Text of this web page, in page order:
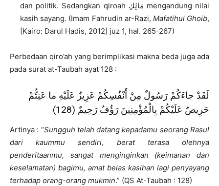
dan politik. Sedangkan qiroah مَالِكِ mengandung nilai
kasih sayang. (Imam Fahrudin ar-Razi, Mafatihul Ghoib,
[Kairo: Darul Hadis, 2012] juz 1, hal. 265-267)
Perbedaan qiro’ah yang berimplikasi makna beda juga ada
pada surat at-Taubah ayat 128 :
لَقَدْ جاءَكُمْ رَسُولٌ مِنْ أَنْفُسِكُمْ عَزِيزٌ عَلَيْهِ ما عَنِتُّمْ
حَرِيصٌ عَلَيْكُمْ بِالْمُؤْمِنِينَ رَؤُفٌ رَحِيمٌ (128)
Artinya : “Sungguh telah datang kepadamu seorang Rasul
dari kaummu sendiri, berat terasa olehnya
penderitaanmu, sangat menginginkan (keimanan dan
keselamatan) bagimu, amat belas kasihan lagi penyayang
terhadap orang-orang mukmin.” (QS At-Taubah : 128)